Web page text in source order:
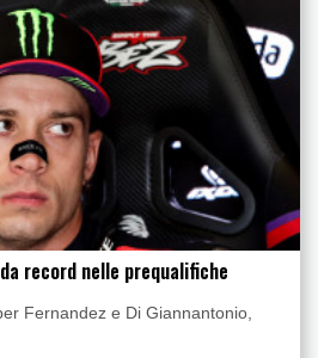
record nelle prequalifiche
Fernandez e Di Giannantonio,